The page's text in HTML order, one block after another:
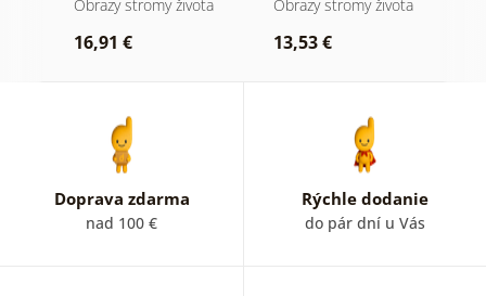
Obrazy stromy života
16,91 €
Obrazy stromy života
13,53 €
Doprava zdarma
nad 100 €
Rýchle dodanie
do pár dní u Vás